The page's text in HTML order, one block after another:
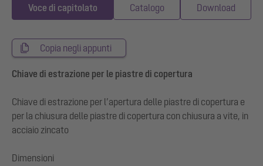
Voce di capitolato Catalogo Download
Copia negli appunti
Chiave di estrazione per le piastre di copertura
Chiave di estrazione per l’apertura delle piastre di copertura e
per la chiusura delle piastre di copertura con chiusura a vite, in
acciaio zincato
Dimensioni